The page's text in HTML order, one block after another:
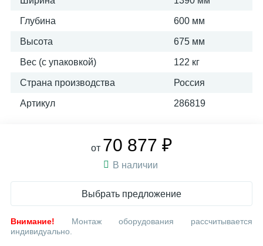
Глубина 600 мм
Высота 675 мм
Вес (с упаковкой) 122 кг
Страна производства Россия
Артикул 286819
от 70 877 ₽
В наличии
Выбрать предложение
Внимание! Монтаж оборудования рассчитывается
индивидуально.